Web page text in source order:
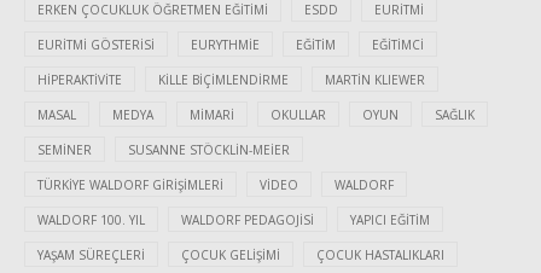
ERKEN ÇOCUKLUK ÖĞRETMEN EĞITIMI ESDD EURITMI
EURITMI GÖSTERISI EURYTHMIE EĞITIM EĞITIMCI
HIPERAKTIVITE KILLE BIÇIMLENDIRME MARTIN KLIEWER
MASAL MEDYA MIMARI OKULLAR OYUN SAĞLIK
SEMINER SUSANNE STÖCKLIN-MEIER
TÜRKIYE WALDORF GIRIŞIMLERI VIDEO WALDORF
WALDORF 100. YIL WALDORF PEDAGOJISI YAPICI EĞITIM
YAŞAM SÜREÇLERI ÇOCUK GELIŞIMI ÇOCUK HASTALIKLARI